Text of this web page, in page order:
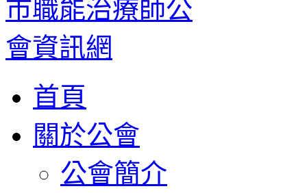
首頁
關於公會
公會簡介